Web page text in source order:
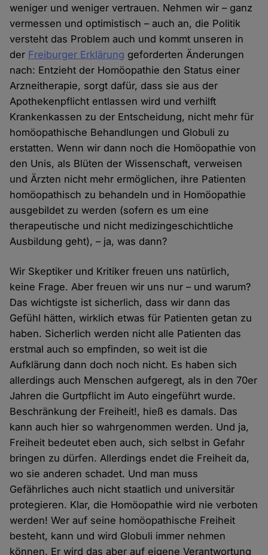
weniger und weniger vertrauen. Nehmen wir – ganz
vermessen und optimistisch – auch an, die Politik
versteht das Problem auch und kommt unseren in
der Freiburger Erklärung geforderten Änderungen
nach: Entzieht der Homöopathie den Status einer
Arzneitherapie, sorgt dafür, dass sie aus der
Apothekenpflicht entlassen wird und verhilft
Krankenkassen zu der Entscheidung, nicht mehr für
homöopathische Behandlungen und Globuli zu
erstatten. Wenn wir dann noch die Homöopathie von
den Unis, als Blüten der Wissenschaft, verweisen
und Ärzten nicht mehr ermöglichen, ihre Patienten
homöopathisch zu behandeln und in Homöopathie
ausgebildet zu werden (sofern es um eine
therapeutische und nicht medizingeschichtliche
Ausbildung geht), – ja, was dann?
Wir Skeptiker und Kritiker freuen uns natürlich,
keine Frage. Aber freuen wir uns nur – und warum?
Das wichtigste ist sicherlich, dass wir dann das
Gefühl hätten, wirklich etwas für Patienten getan zu
haben. Sicherlich werden nicht alle Patienten das
erstmal auch so empfinden, so weit ist die
Aufklärung dann doch noch nicht. Es haben sich
allerdings auch Menschen aufgeregt, als in den 70er
Jahren die Gurtpflicht im Auto eingeführt wurde.
Beschränkung der Freiheit!, hieß es damals. Das
kann auch hier so wahrgenommen werden. Und ja,
Freiheit bedeutet eben auch, sich selbst in Gefahr
bringen zu dürfen. Allerdings endet die Freiheit da,
wo sie anderen schadet. Und man muss
Gefährliches auch nicht staatlich und universitär
protegieren. Klar, die Homöopathie wird nie verboten
werden! Wer auf seine homöopathische Freiheit
besteht, kann und wird Globuli immer nehmen
können. Er wird das aber auf eigene Verantwortung